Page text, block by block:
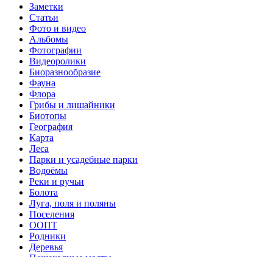
Заметки
Статьи
Фото и видео
Альбомы
Фотографии
Видеоролики
Биоразнообразие
Фауна
Флора
Грибы и лишайники
Биотопы
География
Карта
Леса
Парки и усадебные парки
Водоёмы
Реки и ручьи
Болота
Луга, поля и поляны
Поселения
ООПТ
Родники
Деревья